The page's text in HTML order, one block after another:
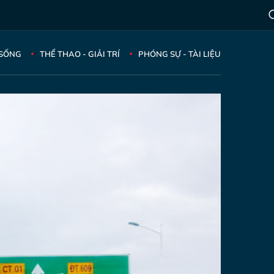
THỂ THAO - GIẢI TRÍ PHÓNG SỰ - TÀI LIỆU